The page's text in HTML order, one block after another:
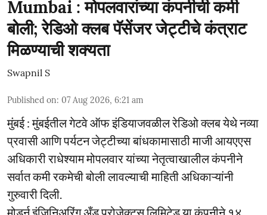
Mumbai : मोपलवारांच्या कंपनीची कमी
बोली; रेडिओ क्लब पॅसेंजर जेट्टीचे कंत्राट
मिळण्याची शक्यता
Swapnil S
Published on: 07 Aug 2026, 6:21 am
मुंबई : मुंबईतील गेटवे ऑफ इंडियाजवळील रेडिओ क्लब येथे नव्या
प्रवासी आणि पर्यटन जेट्टीच्या बांधकामासाठी माजी आयएएस
अधिकारी राधेश्याम मोपलवार यांच्या नेतृत्वाखालील कंपनीने
सर्वात कमी रकमेची बोली लावल्याची माहिती अधिकाऱ्यांनी
गुरुवारी दिली.
मोडर्न इंजिनिअरिंग अँड प्रोजेक्ट्स लिमिटेड या कंपनीने १४